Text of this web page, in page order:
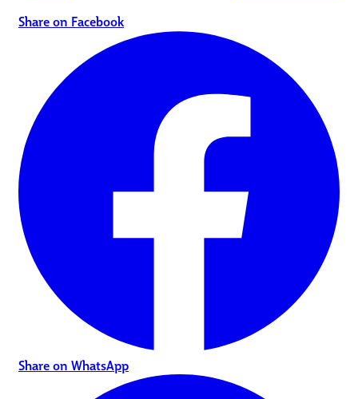
Share on Facebook
Share on WhatsApp